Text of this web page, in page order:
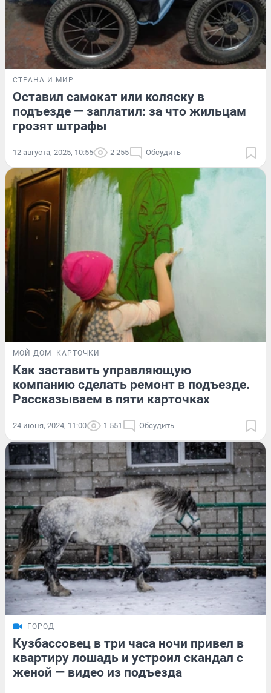
СТРАНА И МИР
Оставил самокат или коляску в
подъезде — заплатил: за что жильцам
грозят штрафы
12 августа, 2025, 10:55 2 255 Обсудить
МОЙ ДОМ КАРТОЧКИ
Как заставить управляющую
компанию сделать ремонт в подъезде.
Рассказываем в пяти карточках
24 июня, 2024, 11:00 1 551 Обсудить
ГОРОД
Кузбассовец в три часа ночи привел в
квартиру лошадь и устроил скандал с
женой — видео из подъезда